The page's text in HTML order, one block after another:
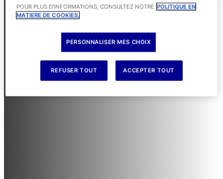
POUR PLUS D’INFORMATIONS, CONSULTEZ NOTRE POLITIQUE EN
MATIERE DE COOKIES.
PERSONNALISER MES CHOIX
REFUSER TOUT ACCEPTER TOUT